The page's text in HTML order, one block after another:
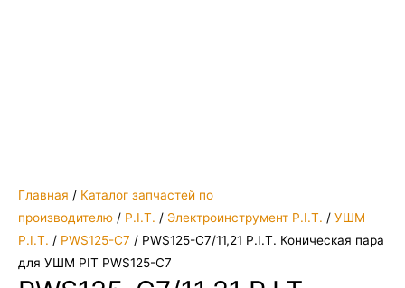
Главная / Каталог запчастей по
производителю / P.I.T. / Электроинструмент P.I.T. / УШМ
P.I.T. / PWS125-C7 / PWS125-C7/11,21 P.I.T. Коническая пара
для УШМ PIT PWS125-C7